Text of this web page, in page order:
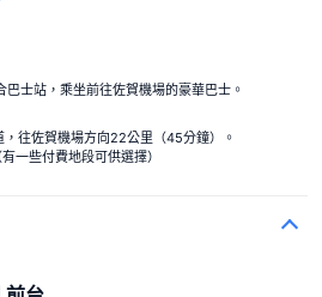
士站，乘坐前往佐賀機場的豪華巴士。
往佐賀機場方向22公里（45分鐘）。
一些付費地段可供選擇）